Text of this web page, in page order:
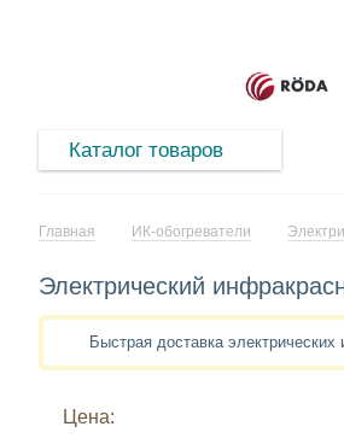
Каталог товаров
Главная ИК-обогреватели
Электрический
Быстрая доставка
Цена: